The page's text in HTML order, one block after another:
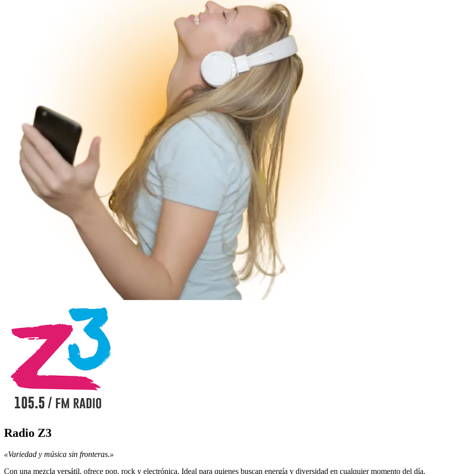
Radio Z3
«Variedad y música sin fronteras.»
Con una mezcla versátil, ofrece pop, rock y electrónica. Ideal para quienes buscan energía y diversidad en cualquier momento del día.